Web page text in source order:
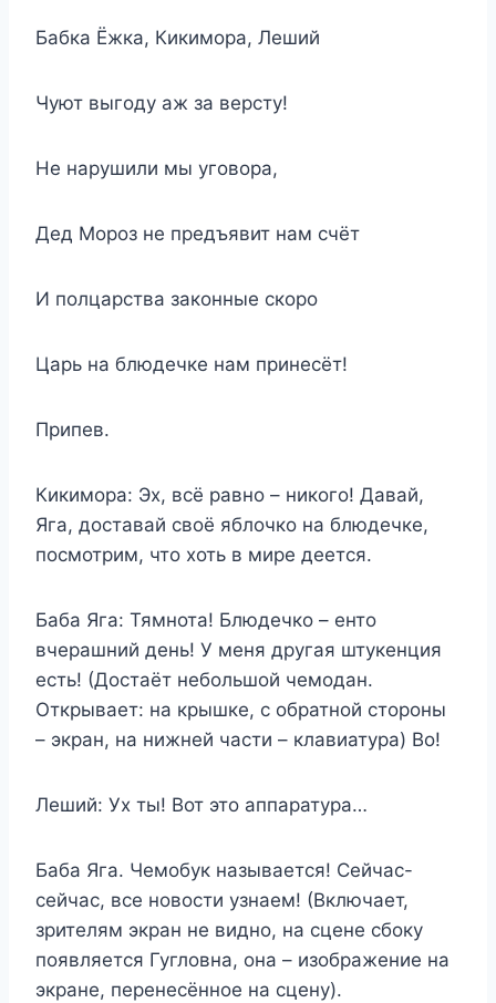
Бабка Ёжка, Кикимора, Леший
Чуют выгоду аж за версту!
Не нарушили мы уговора,
Дед Мороз не предъявит нам счёт
И полцарства законные скоро
Царь на блюдечке нам принесёт!
Припев.
Кикимора: Эх, всё равно – никого! Давай,
Яга, доставай своё яблочко на блюдечке,
посмотрим, что хоть в мире деется.
Баба Яга: Тямнота! Блюдечко – енто
вчерашний день! У меня другая штукенция
есть! (Достаёт небольшой чемодан.
Открывает: на крышке, с обратной стороны
– экран, на нижней части – клавиатура) Во!
Леший: Ух ты! Вот это аппаратура…
Баба Яга. Чемобук называется! Сейчас-
сейчас, все новости узнаем! (Включает,
зрителям экран не видно, на сцене сбоку
появляется Гугловна, она – изображение на
экране, перенесённое на сцену).